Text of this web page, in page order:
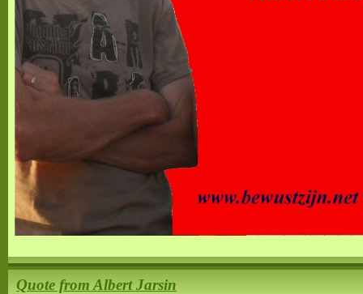
Quote from Albert Jarsin